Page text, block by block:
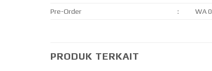
Pre-Order : WA
PRODUK TERKAIT